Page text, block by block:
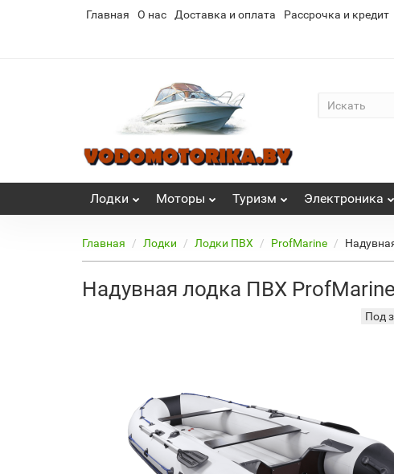
Главная О нас Доставка и оплата Рассрочка и кредит
Лoдки Моторы Туризм Электроника
Главная Лoдки Лодки ПВХ ProfMarine
Надувная лодка ПВХ
Под